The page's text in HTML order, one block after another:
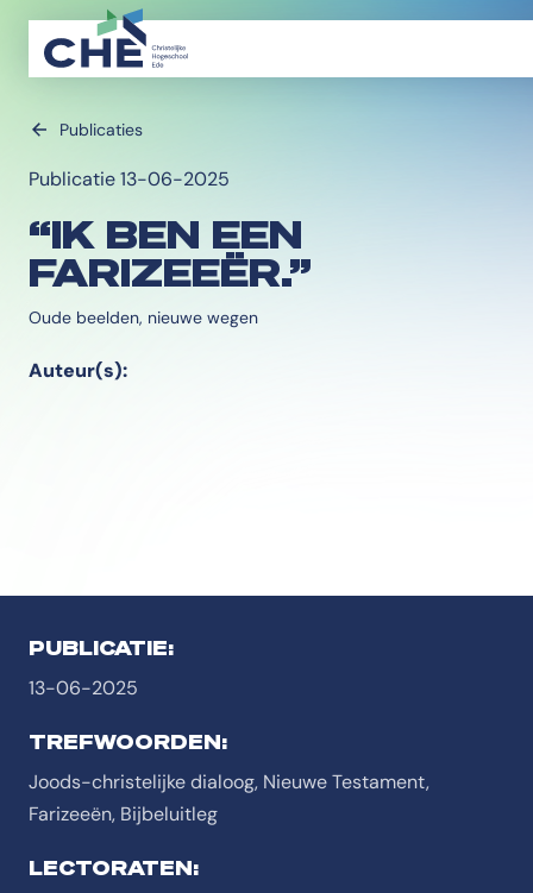
Publicaties
Publicatie 13-06-2025
“IK BEN EEN
FARIZEEËR.”
Oude beelden, nieuwe wegen
Auteur(s):
PUBLICATIE:
13-06-2025
TREFWOORDEN:
Joods-christelijke dialoog, Nieuwe Testament,
Farizeeën, Bijbeluitleg
LECTORATEN: